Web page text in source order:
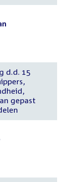
d.d. 15
gepast